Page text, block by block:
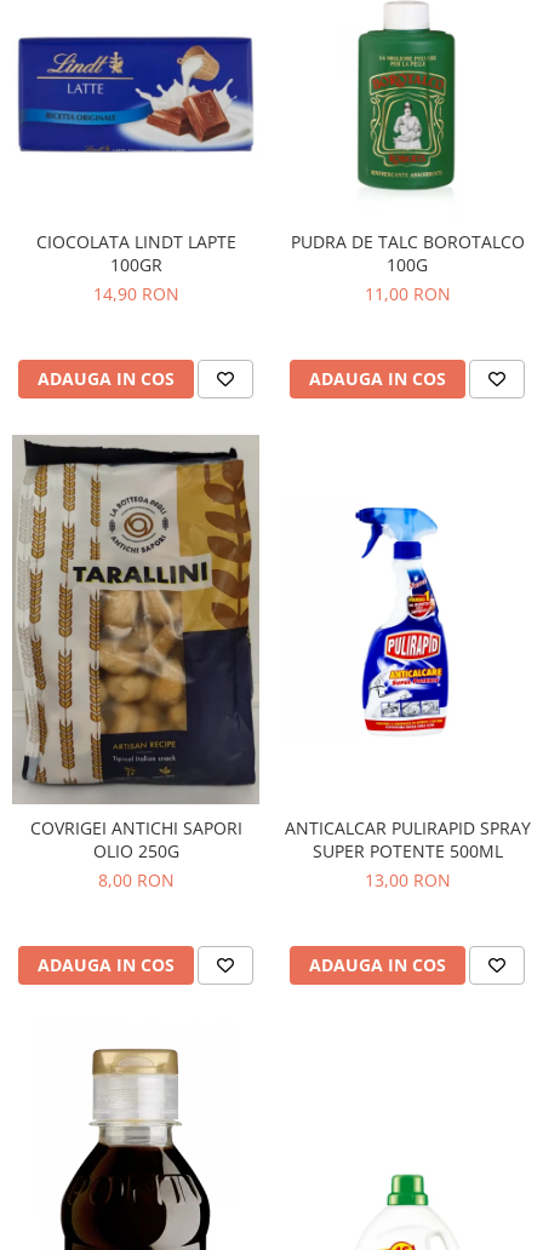
CIOCOLATA LINDT LAPTE
100GR
14,90 RON
ADAUGA IN COS
PUDRA DE TALC BOROTALCO
100G
11,00 RON
ADAUGA IN COS
COVRIGEI ANTICHI SAPORI
OLIO 250G
8,00 RON
ADAUGA IN COS
ANTICALCAR PULIRAPID SPRAY
SUPER POTENTE 500ML
13,00 RON
ADAUGA IN COS